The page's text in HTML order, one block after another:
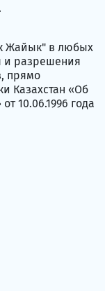
Жайык" в любых
и разрешения
прямо
Казахстан «Об
10.06.1996 года